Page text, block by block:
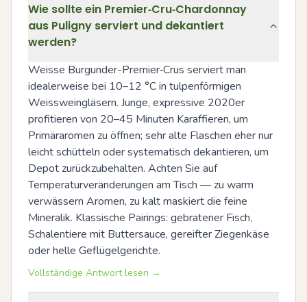
Wie sollte ein Premier‑Cru‑Chardonnay
aus Puligny serviert und dekantiert
werden?
Weisse Burgunder-Premier‑Crus serviert man
idealerweise bei 10–12 °C in tulpenförmigen
Weissweingläsern. Junge, expressive 2020er
profitieren von 20–45 Minuten Karaffieren, um
Primäraromen zu öffnen; sehr alte Flaschen eher nur
leicht schütteln oder systematisch dekantieren, um
Depot zurückzubehalten. Achten Sie auf
Temperaturveränderungen am Tisch — zu warm
verwässern Aromen, zu kalt maskiert die feine
Mineralik. Klassische Pairings: gebratener Fisch,
Schalentiere mit Buttersauce, gereifter Ziegenkäse
oder helle Geflügelgerichte.
Vollständige Antwort lesen →